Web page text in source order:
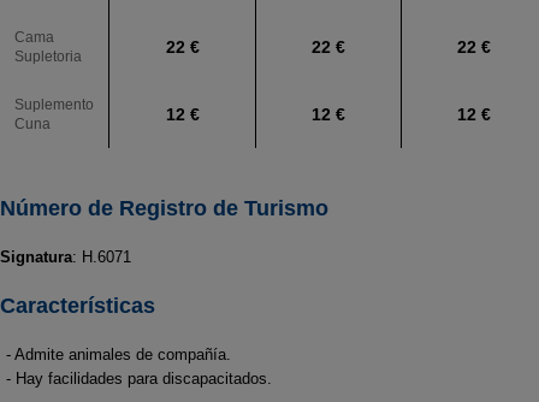
Cama
Supletoria
22 € 22 € 22 €
Suplemento
Cuna
12 € 12 € 12 €
Número de Registro de Turismo
Signatura: H.6071
Características
- Admite animales de compañía.
- Hay facilidades para discapacitados.